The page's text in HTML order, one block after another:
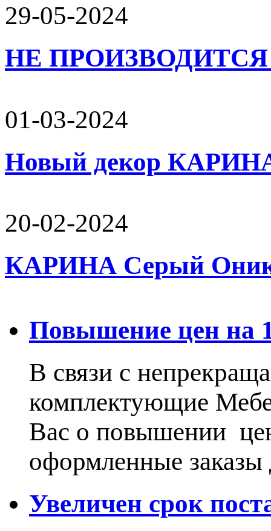
29-05-2024
НЕ
01-03-2024
Новый декор
20-02-2024
КАРИНА Серый Оникс
Повышение цен на
В связи с
комплектующие
Вас о повышении
оформленные
Увеличен срок